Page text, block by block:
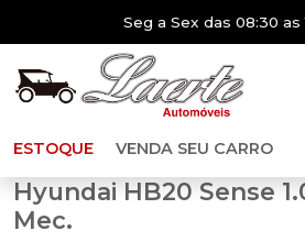
Seg a Sex das 08:30 as
ESTOQUE VENDA SEU CARRO
Hyundai HB20 Sense
Mec.